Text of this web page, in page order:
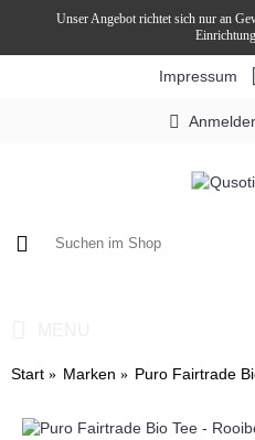
Unser Angebot richtet sich nur an
Impressum
Start Marken Puro Fairtrade